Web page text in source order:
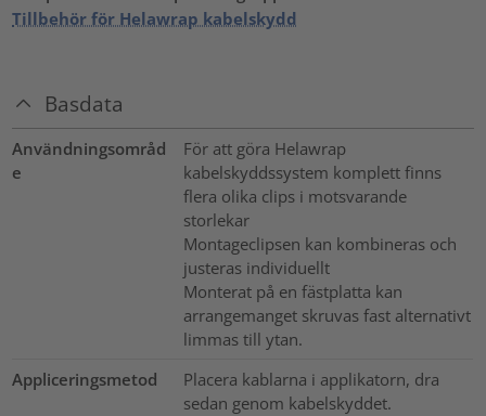
Tillbehör för Helawrap kabelskydd
Basdata
Användningsområd
e
För att göra Helawrap
kabelskyddssystem komplett finns
flera olika clips i motsvarande
storlekar
Montageclipsen kan kombineras och
justeras individuellt
Monterat på en fästplatta kan
arrangemanget skruvas fast alternativt
limmas till ytan.
Appliceringsmetod
Placera kablarna i applikatorn, dra
sedan genom kabelskyddet.